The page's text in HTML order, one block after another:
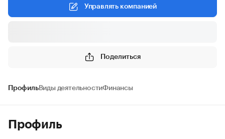
Управлять компанией
Поделиться
ПрофильВиды деятельностиФинансы
Профиль